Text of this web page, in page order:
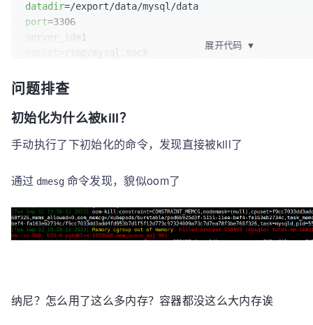
datadir
port
server_id
pid-file
skip-host-cache
skip-grant-tables
展开代码 ▼
问题排查
初始化为什么被kill？
手动执行了下初始化的命令，发现直接被kill了
通过 dmesg 命令发现，貌似oom了
纳尼？怎么用了这么多内存？容器都没这么大内存诶